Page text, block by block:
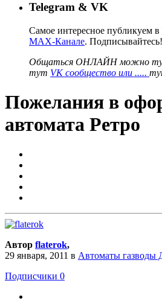
Telegram & VK
Самое интересное публикуем в
MAX-Канале. Подписывайтесь!
Общаться ОНЛАЙН можно
тут VK сообщество или .....
Пожелания в
автомата Ретро
Автор flaterok,
29 января, 2011 в Автоматы газводы
Подписчики 0